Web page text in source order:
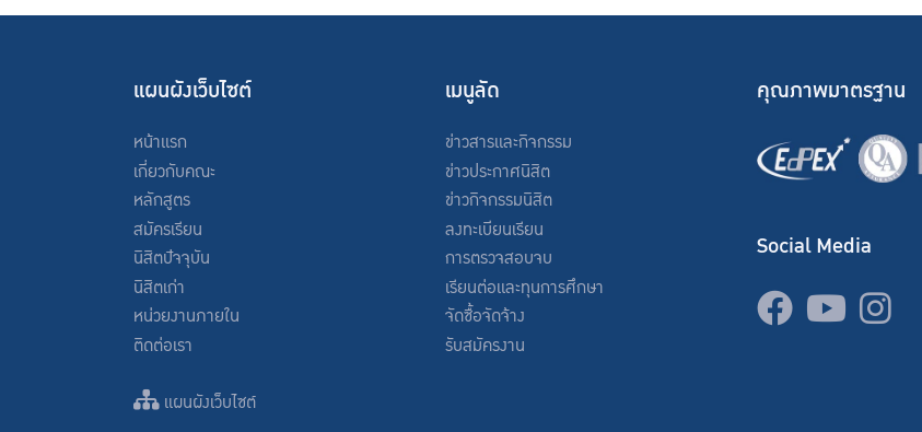
แผนผังเว็บไซต์
หน้าแรก
เกี่ยวกับคณะ
หลักสูตร
สมัครเรียน
นิสิตปัจจุบัน
นิสิตเก่า
หน่วยงานภายใน
ติดต่อเรา
แผนผังเว็บไซต์
เมนูลัด
ข่าวสารและกิจกรรม
ข่าวประกาศนิสิต
ข่าวกิจกรรมนิสิต
ลงทะเบียนเรียน
การตรวจสอบจบ
เรียนต่อและทุนการศึกษา
จัดซื้อจัดจ้าง
รับสมัครงาน
คุณภาพมาตรฐาน
Social Media